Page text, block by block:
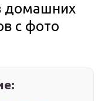
домашних
с фото